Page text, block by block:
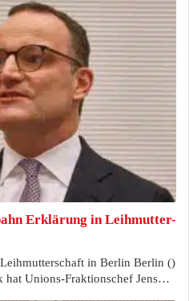
Erklärung in Leihmutter-
in Berlin Berlin ()
hat Unions-Fraktionschef Jens…